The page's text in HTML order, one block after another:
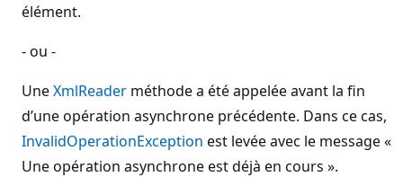
élément.
- ou -
UneXmlReader méthode a été appelée avant la fin
d’une opération asynchrone précédente. Dans ce cas,
InvalidOperationException est levée avec le message «
Une opération asynchrone est déjà en cours ».